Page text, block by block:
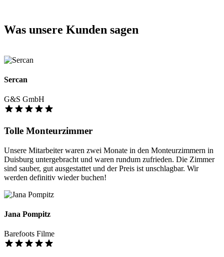
Was unsere Kunden sagen
Sercan
G&S GmbH
Tolle Monteurzimmer
Unsere Mitarbeiter waren zwei Monate in den Monteurzimmern in
Duisburg untergebracht und waren rundum zufrieden. Die Zimmer
sind sauber, gut ausgestattet und der Preis ist unschlagbar. Wir
werden definitiv wieder buchen!
Jana Pompitz
Barefoots Filme